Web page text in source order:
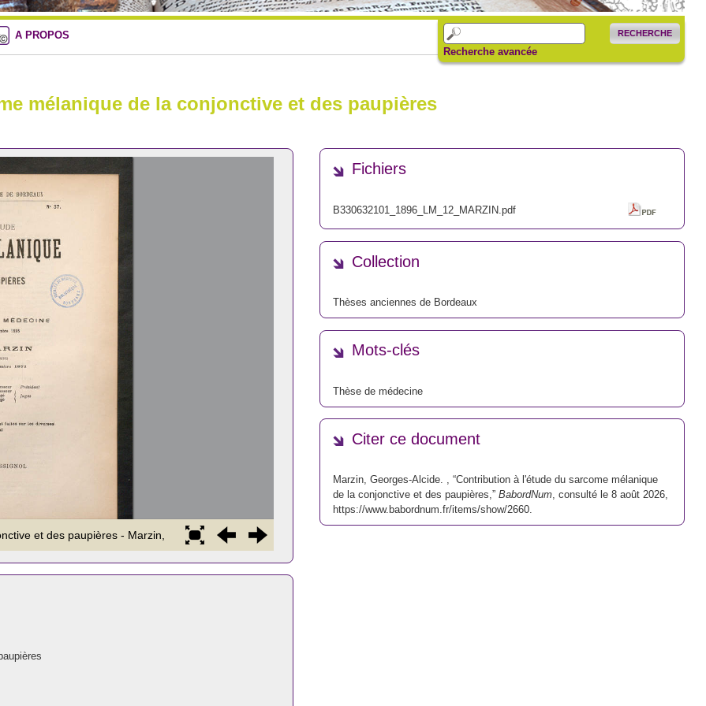
RECHERCHE
Recherche avancée
A PROPOS
mélanique de la conjonctive et des paupières
Fichiers
B330632101_1896_LM_12_MARZIN.pdf
Collection
Thèses anciennes de Bordeaux
Mots-clés
Thèse de médecine
Citer ce document
Marzin, Georges-Alcide. , “Contribution à l'étude du sarcome mélanique
de la conjonctive et des paupières,” BabordNum, consulté le 8 août 2026,
https://www.babordnum.fr/items/show/2660.